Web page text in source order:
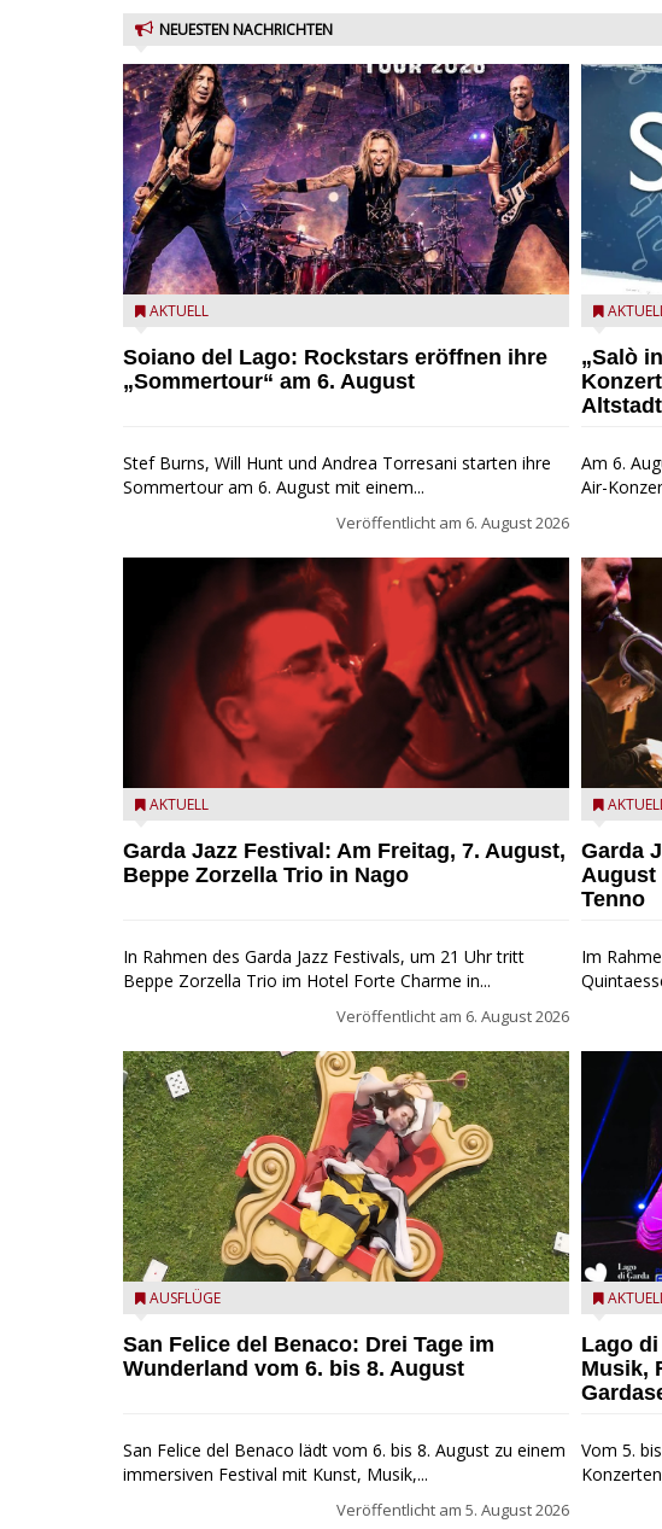
NEUESTEN NACHRICHTEN
Stef Burns, Will Hunt und Andrea Torresani im Summer
AKTUELL
Soiano del Lago: Rockstars eröffnen ihre
„Sommertour“ am 6. August
Stef Burns, Will Hunt und Andrea Torresani starten ihre
Sommertour am 6. August mit einem...
Veröffentlicht am 6. August 2026
Beppe Zorzella Trio zu Gast beim Garda Jazz Festival
AKTUELL
Garda Jazz Festival: Am Freitag, 7. August,
Beppe Zorzella Trio in Nago
In Rahmen des Garda Jazz Festivals, um 21 Uhr tritt
Beppe Zorzella Trio im Hotel Forte Charme in...
Veröffentlicht am 6. August 2026
San Felice del Benaco: Drei Tage im Wunderland
AUSFLÜGE
San Felice del Benaco: Drei Tage im
Wunderland vom 6. bis 8. August
San Felice del Benaco lädt vom 6. bis 8. August zu einem
immersiven Festival mit Kunst, Musik,...
Veröffentlicht am 5. August 2026
Salò in
„Salò
Altstadt
Am 6.
Air-
Das
Garda
August
Tenno
Im
Lago di
Lago
Musik,
Vom 5.